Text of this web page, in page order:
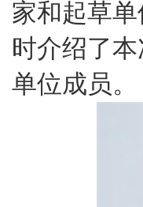
家和起草
时介绍了
单位成员。